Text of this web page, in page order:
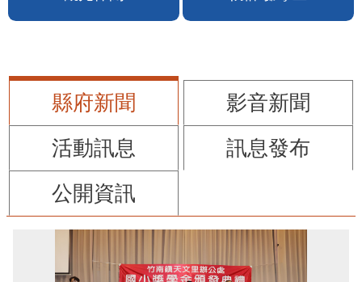
縣府新聞
影音新聞
活動訊息
訊息發布
公開資訊